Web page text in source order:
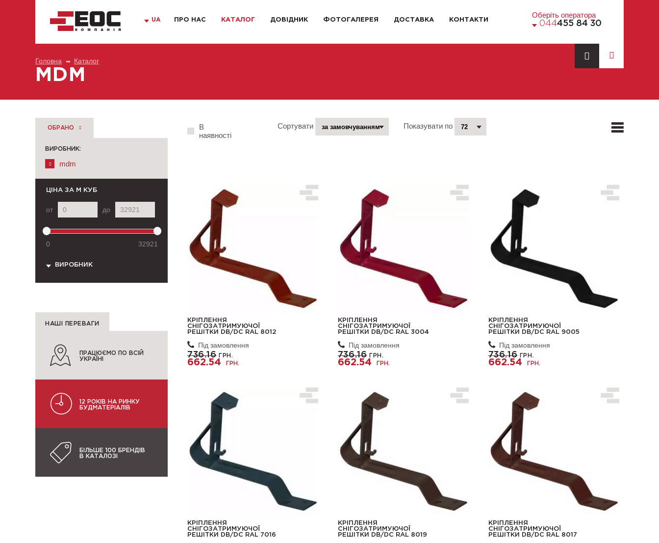
UA ПРО НАС КАТАЛОГ ДОВІДНИК ФОТОГАЛЕРЕЯ ДОСТАВКА КОНТАКТИ
Оберіть оператора
044455 84 30
Головна Каталог
MDM
ОБРАНО
ВИРОБНИК:
mdm
ЦІНА ЗА М КУБ
от до
0 32921
ВИРОБНИК
НАШІ ПЕРЕВАГИ
ПРАЦЮЄМО ПО ВСІЙ
УКРАЇНІ
12 РОКІВ НА РИНКУ
БУДМАТЕРІАЛІВ
БІЛЬШЕ 100 БРЕНДІВ
В КАТАЛОЗІ
В
наявності
Сортувати Показувати по
КРІПЛЕННЯ
СНІГОЗАТРИМУЮЧОЇ
РЕШІТКИ DB/DC RAL 8012
Під замовлення
736.16ГРН.
662.54 ГРН.
КРІПЛЕННЯ
СНІГОЗАТРИМУЮЧОЇ
РЕШІТКИ DB/DC RAL 3004
Під замовлення
736.16ГРН.
662.54 ГРН.
КРІПЛЕННЯ
СНІГОЗАТРИМУЮЧОЇ
РЕШІТКИ DB/DC RAL 9005
Під замовлення
736.16ГРН.
662.54 ГРН.
КРІПЛЕННЯ
СНІГОЗАТРИМУЮЧОЇ
РЕШІТКИ DB/DC RAL 7016
КРІПЛЕННЯ
СНІГОЗАТРИМУЮЧОЇ
РЕШІТКИ DB/DC RAL 8019
КРІПЛЕННЯ
СНІГОЗАТРИМУЮЧОЇ
РЕШІТКИ DB/DC RAL 8017